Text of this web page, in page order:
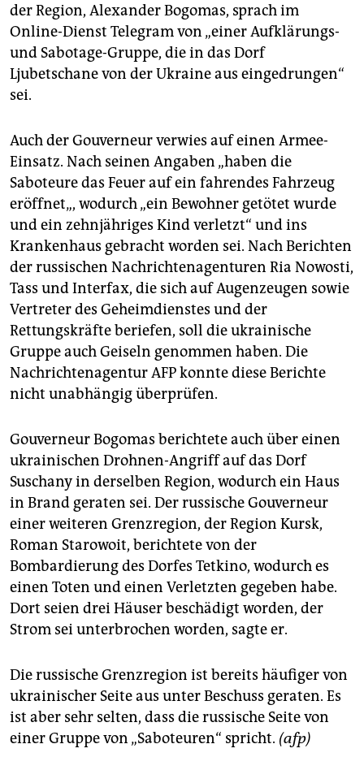
der Region, Alexander Bogomas, sprach im
Online-Dienst Telegram von „einer Aufklärungs-
und Sabotage-Gruppe, die in das Dorf
Ljubetschane von der Ukraine aus eingedrungen“
sei.
Auch der Gouverneur verwies auf einen Armee-
Einsatz. Nach seinen Angaben „haben die
Saboteure das Feuer auf ein fahrendes Fahrzeug
eröffnet„, wodurch „ein Bewohner getötet wurde
und ein zehnjähriges Kind verletzt“ und ins
Krankenhaus gebracht worden sei. Nach Berichten
der russischen Nachrichtenagenturen Ria Nowosti,
Tass und Interfax, die sich auf Augenzeugen sowie
Vertreter des Geheimdienstes und der
Rettungskräfte beriefen, soll die ukrainische
Gruppe auch Geiseln genommen haben. Die
Nachrichtenagentur AFP konnte diese Berichte
nicht unabhängig überprüfen.
Gouverneur Bogomas berichtete auch über einen
ukrainischen Drohnen-Angriff auf das Dorf
Suschany in derselben Region, wodurch ein Haus
in Brand geraten sei. Der russische Gouverneur
einer weiteren Grenzregion, der Region Kursk,
Roman Starowoit, berichtete von der
Bombardierung des Dorfes Tetkino, wodurch es
einen Toten und einen Verletzten gegeben habe.
Dort seien drei Häuser beschädigt worden, der
Strom sei unterbrochen worden, sagte er.
Die russische Grenzregion ist bereits häufiger von
ukrainischer Seite aus unter Beschuss geraten. Es
ist aber sehr selten, dass die russische Seite von
einer Gruppe von „Saboteuren“ spricht. (afp)